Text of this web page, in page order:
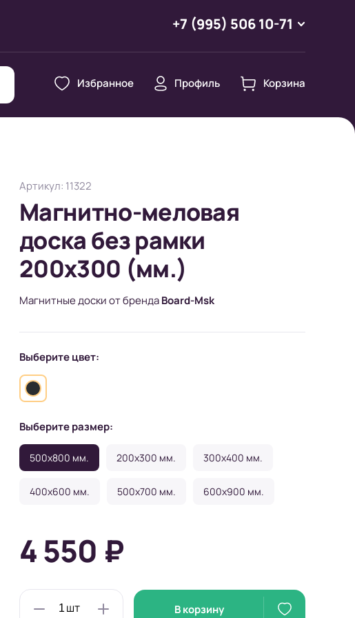
+7 (995) 506 10-71
Избранное Профиль Корзина
Артикул: 11322
Магнитно-меловая
доска без рамки
200х300 (мм.)
Магнитные доски от брендаBoard-Msk
Выберите цвет:
Выберите размер:
500x800 мм. 200x300 мм. 300x400 мм.
400x600 мм. 500x700 мм. 600x900 мм.
4 550 ₽
В корзину